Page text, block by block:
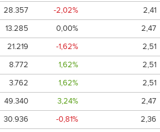
28.357 -2,02%
2,41
13.285 0,00%
2,47
21.219 -1,62%
2,51
8.772 1,62%
2,51
3.762 1,62%
2,51
49.340 3,24%
2,47
30.936 -0,81%
2,36